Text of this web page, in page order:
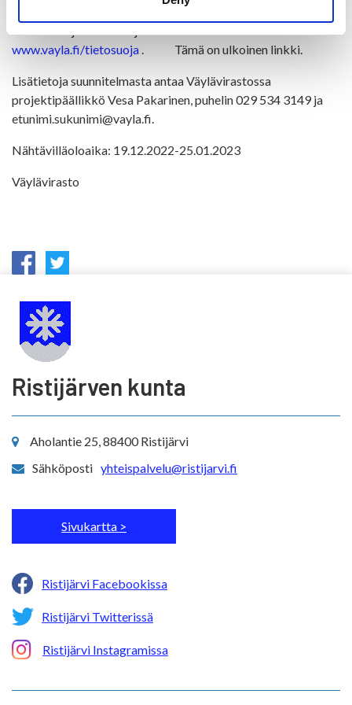
väyläsuunnittelun tietosuojakäytänteistä, tutustu
www.vayla.fi/tietosuoja . Tämä on ulkoinen linkki.
Lisätietoja suunnitelmasta antaa Väylävirastossa
projektipäällikkö Vesa Pakarinen, puhelin 029 534 3149 ja
etunimi.sukunimi@vayla.fi.
Nähtävilläoloaika: 19.12.2022-25.01.2023
Väylävirasto
Ristijärven kunta
Aholantie 25, 88400 Ristijärvi
Sähköposti yhteispalvelu@ristijarvi.fi
Sivukartta >
Ristijärvi Facebookissa
Ristijärvi Twitterissä
Ristijärvi Instagramissa